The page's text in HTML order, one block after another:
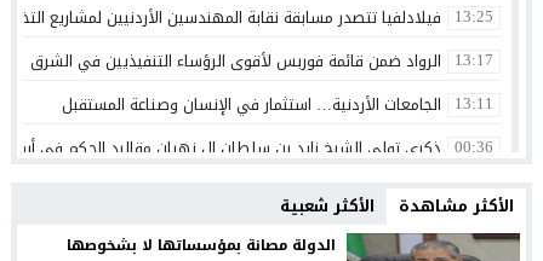
13:25 فيلادلفيا تتصدر مسابقة نقابة المهندسين الأردنيين لمشاريع
13:17 الرواد ضمن قائمة فوربس لأقوى الرؤساء التنفيذيين في الشرق
13:11 الجامعات الأردنية… استثمار في الإنسان وصناعة المستقبل
00:36 ذكرى تولي الشيخ زايد بن سلطان ال نهيان مقاليد الحكم في أبو
الإعلامي أحمد القاسم يشكر الفريق الطبي في مستشفى البشير
23:16 مركز جامعة الزيتونة الأردنية الصحي يعزز خدماته المجانية ويواصل
الأكثر مشاهدة الأكثر شعبية
الدولة مصانة بمؤسساتها لا بشخوصها